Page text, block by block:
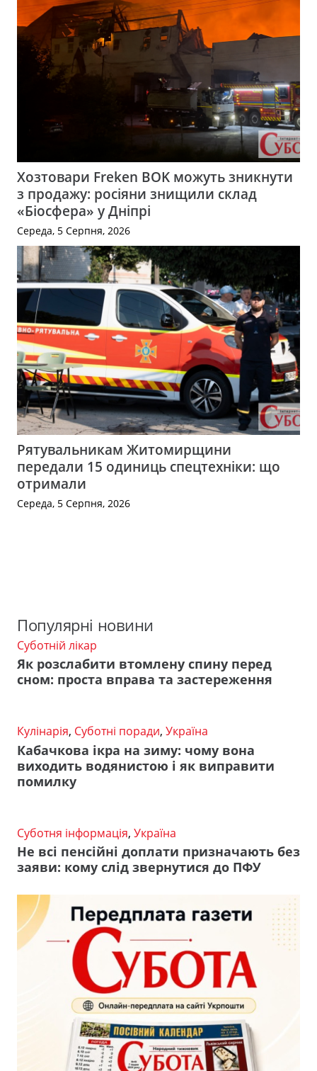
Хозтовари Freken BOK можуть зникнути
з продажу: росіяни знищили склад
«Біосфера» у Дніпрі
Середа, 5 Серпня, 2026
Рятувальникам Житомирщини
передали 15 одиниць спецтехніки: що
отримали
Середа, 5 Серпня, 2026
Популярні новини
Суботній лікар
Як розслабити втомлену спину перед
сном: проста вправа та застереження
Кулінарія, Суботні поради, Україна
Кабачкова ікра на зиму: чому вона
виходить водянистою і як виправити
помилку
Суботня інформація, Україна
Не всі пенсійні доплати призначають без
заяви: кому слід звернутися до ПФУ